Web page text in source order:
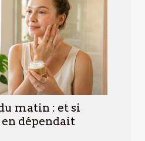
matin : et si
dépendait